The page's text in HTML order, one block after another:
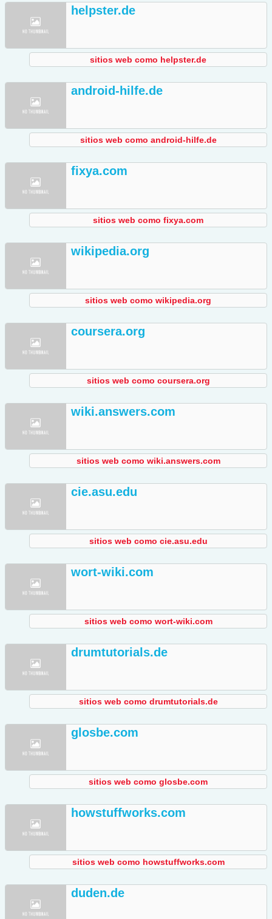
helpster.de
sitios web como helpster.de
android-hilfe.de
sitios web como android-hilfe.de
fixya.com
sitios web como fixya.com
wikipedia.org
sitios web como wikipedia.org
coursera.org
sitios web como coursera.org
wiki.answers.com
sitios web como wiki.answers.com
cie.asu.edu
sitios web como cie.asu.edu
wort-wiki.com
sitios web como wort-wiki.com
drumtutorials.de
sitios web como drumtutorials.de
glosbe.com
sitios web como glosbe.com
howstuffworks.com
sitios web como howstuffworks.com
duden.de